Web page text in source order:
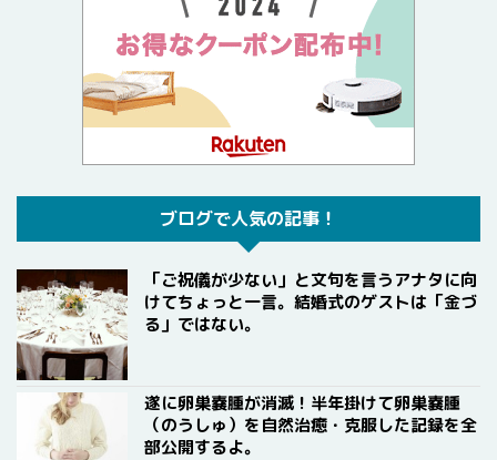
ブログで人気の記事！
「ご祝儀が少ない」と文句を言うアナタに向
けてちょっと一言。結婚式のゲストは「金づ
る」ではない。
遂に卵巣嚢腫が消滅！半年掛けて卵巣嚢腫
（のうしゅ）を自然治癒・克服した記録を全
部公開するよ。